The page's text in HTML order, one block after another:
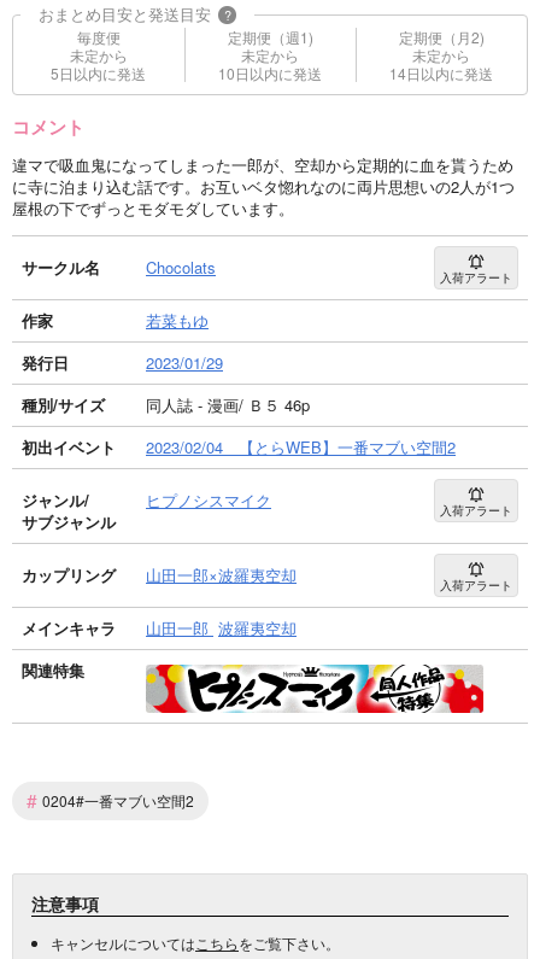
おまとめ目安と発送目安 ?
毎度便
未定から
5日以内に発送
定期便（週1)
未定から
10日以内に発送
定期便（月2)
未定から
14日以内に発送
コメント
違マで吸血鬼になってしまった一郎が、空却から定期的に血を貰うため
に寺に泊まり込む話です。お互いベタ惚れなのに両片思想いの2人が1つ
屋根の下でずっとモダモダしています。
サークル名 Chocolats 入荷アラート
作家
若菜もゆ
発行日
2023/01/29
種別/サイズ
同人誌 - 漫画/ Ｂ５ 46p
初出イベント
2023/02/04 【とらWEB】一番マブい空間2
ジャンル/
サブジャンル
ヒプノシスマイク 入荷アラート
カップリング 山田一郎×波羅夷空却 入荷アラート
メインキャラ 山田一郎 波羅夷空却
関連特集
# 0204#一番マブい空間2
注意事項
キャンセルについては こちらをご覧下さい。